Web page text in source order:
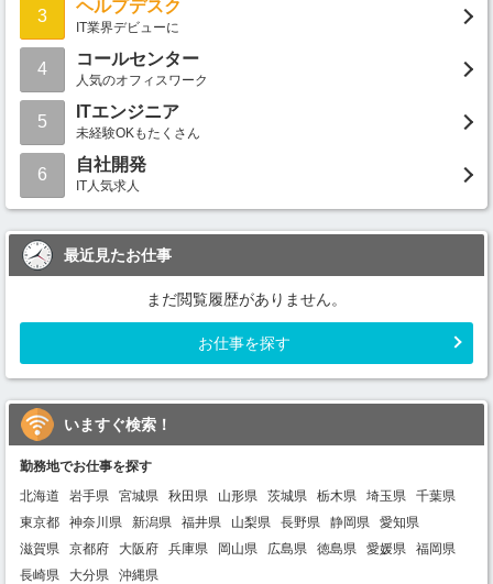
3
ヘルプデスク
IT業界デビューに
4
コールセンター
人気のオフィスワーク
5
ITエンジニア
未経験OKもたくさん
6
自社開発
IT人気求人
最近見たお仕事
まだ閲覧履歴がありません。
お仕事を探す
いますぐ検索！
勤務地でお仕事を探す
北海道
岩手県 宮城県 秋田県 山形県 茨城県 栃木県 埼玉県
千葉県
東京都
神奈川県 新潟県 福井県 山梨県 長野県 静岡県
愛知県
滋賀県
京都府 大阪府 兵庫県 岡山県 広島県 徳島県 愛媛県
福岡県
長崎県
大分県 沖縄県